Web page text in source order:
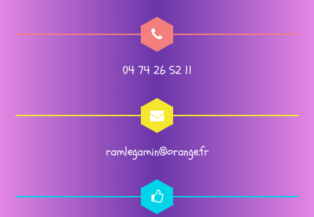
04 74 26 52 11
ramlegamin@orange.fr